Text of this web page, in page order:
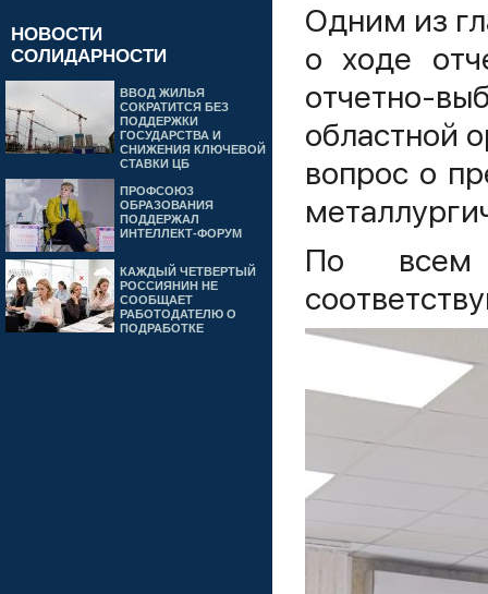
НОВОСТИ
СОЛИДАРНОСТИ
ВВОД ЖИЛЬЯ
СОКРАТИТСЯ БЕЗ
ПОДДЕРЖКИ
ГОСУДАРСТВА И
СНИЖЕНИЯ КЛЮЧЕВОЙ
СТАВКИ ЦБ
ПРОФСОЮЗ
ОБРАЗОВАНИЯ
ПОДДЕРЖАЛ
ИНТЕЛЛЕКТ-ФОРУМ
КАЖДЫЙ ЧЕТВЕРТЫЙ
РОССИЯНИН НЕ
СООБЩАЕТ
РАБОТОДАТЕЛЮ О
ПОДРАБОТКЕ
Одним из
о ходе
отчетно-
областной
вопрос о
По всем